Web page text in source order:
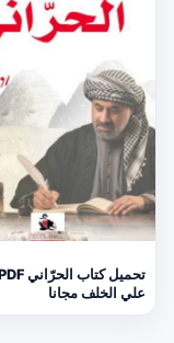
علي الخلف مجانا